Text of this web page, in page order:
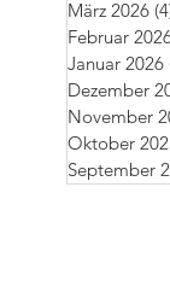
März 2026
Februar
Januar 2026
Dezember
November
Oktober
September